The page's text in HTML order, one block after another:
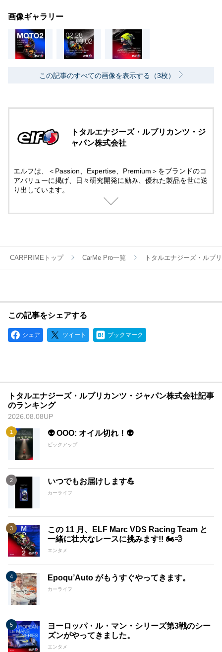
画像ギャラリー
この記事のすべての画像を表示する（3枚）
トタルエナジーズ・ルブリカンツ・ジ
ャパン株式会社
エルフは、＜Passion、Expertise、Premium＞をブランドのコ
アバリューに掲げ、日々研究開発に励み、優れた製品を世に送
り出しています。
モータースポーツには50年以上にも及び先進テクノロジーでサ
ブランドとして、エルフの製品は世界中のお客様から信頼され
ています。
CARPRIMEトップ CarMe Pro一覧 トタルエナジーズ・ルブ
この記事をシェアする
シェア ツイート ブックマーク
トタルエナジーズ・ルブリカンツ・ジャパン株式会社記事
のランキング
2026.08.08UP
👽 OOO: オイル切れ！👽
ピックアップ
いつでもお届けします💪
カーライフ
この 11 月、ELF Marc VDS Racing Team と
一緒に壮大なレースに挑みます!! 🏍️💨
エンタメ
Epoqu’Auto がもうすぐやってきます。
カーライフ
ヨーロッパ・ル・マン・シリーズ第3戦のシー
ズンがやってきました。
エンタメ